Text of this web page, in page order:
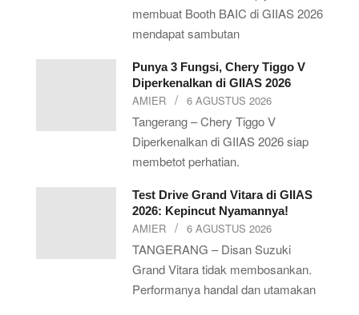
membuat Booth BAIC di GIIAS 2026
mendapat sambutan
Punya 3 Fungsi, Chery Tiggo V
Diperkenalkan di GIIAS 2026
AMIER 6 AGUSTUS 2026
Tangerang – Chery Tiggo V
Diperkenalkan di GIIAS 2026 siap
membetot perhatian.
Test Drive Grand Vitara di GIIAS
2026: Kepincut Nyamannya!
AMIER 6 AGUSTUS 2026
TANGERANG – Disan Suzuki
Grand Vitara tidak membosankan.
Performanya handal dan utamakan